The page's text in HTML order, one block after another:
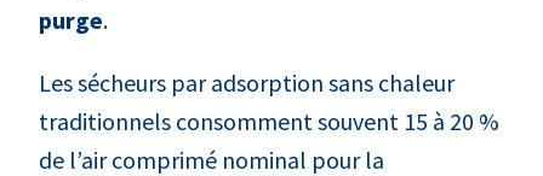
purge.
Les sécheurs par adsorption sans chaleur
traditionnels consomment souvent 15 à 20 %
de l’air comprimé nominal pour la